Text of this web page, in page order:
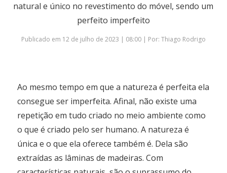
natural e único no revestimento do móvel, sendo um
perfeito imperfeito
Publicado em 12 de julho de 2023 | 08:00 | Por: Thiago Rodrigo
Ao mesmo tempo em que a natureza é perfeita ela
consegue ser imperfeita. Afinal, não existe uma
repetição em tudo criado no meio ambiente como
o que é criado pelo ser humano. A natureza é
única e o que ela oferece também é. Dela são
extraídas as lâminas de madeiras. Com